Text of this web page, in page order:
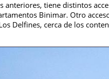
anteriores, tiene distintos
Binimar. Otro
Delfines, cerca de los